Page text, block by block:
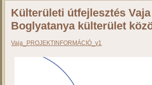
Külterületi útfejlesztés
Boglyatanya külterület
Vaja_PROJEKTINFORMÁCIÓ_v1